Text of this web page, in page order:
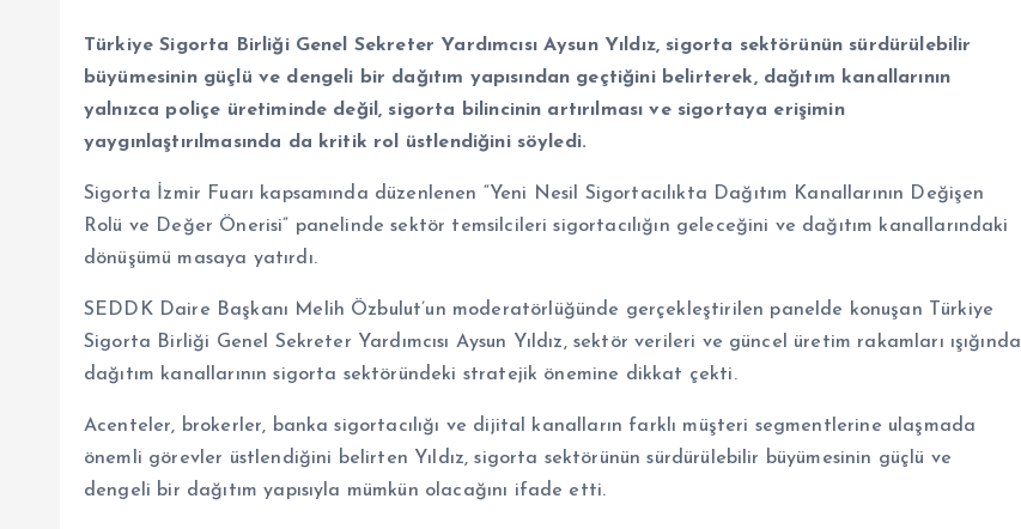
Türkiye Sigorta Birliği Genel Sekreter Yardımcısı Aysun Yıldız, sigorta sektörünün sürdürülebilir
büyümesinin güçlü ve dengeli bir dağıtım yapısından geçtiğini belirterek, dağıtım kanallarının
yalnızca poliçe üretiminde değil, sigorta bilincinin artırılması ve sigortaya erişimin
yaygınlaştırılmasında da kritik rol üstlendiğini söyledi.
Sigorta İzmir Fuarı kapsamında düzenlenen “Yeni Nesil Sigortacılıkta Dağıtım Kanallarının Değişen
Rolü ve Değer Önerisi” panelinde sektör temsilcileri sigortacılığın geleceğini ve dağıtım kanallarındaki
dönüşümü masaya yatırdı.
SEDDK Daire Başkanı Melih Özbulut’un moderatörlüğünde gerçekleştirilen panelde konuşan Türkiye
Sigorta Birliği Genel Sekreter Yardımcısı Aysun Yıldız, sektör verileri ve güncel üretim rakamları ışığında
dağıtım kanallarının sigorta sektöründeki stratejik önemine dikkat çekti.
Acenteler, brokerler, banka sigortacılığı ve dijital kanalların farklı müşteri segmentlerine ulaşmada
önemli görevler üstlendiğini belirten Yıldız, sigorta sektörünün sürdürülebilir büyümesinin güçlü ve
dengeli bir dağıtım yapısıyla mümkün olacağını ifade etti.